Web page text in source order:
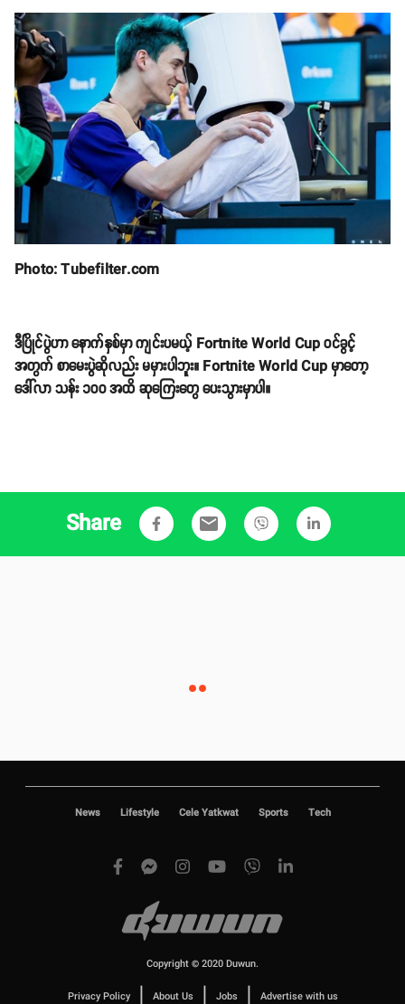
Photo: Tubefilter.com
ဒီပြိုင်ပွဲဟာ နောက်နှစ်မှာ ကျင်းပမယ့် Fortnite World Cup ဝင်ခွင့်
အတွက် စာမေးပွဲဆိုလည်း မမှားပါဘူး။ Fortnite World Cup မှာတော့
ဒေါ်လာ သန်း ၁၀၀ အထိ ဆုကြေးတွေ ပေးသွားမှာပါ။
Share email
News Lifestyle Cele Yatkwat Sports Tech
Copyright © 2020 Duwun.
Privacy Policy | About Us | Jobs | Advertise with us